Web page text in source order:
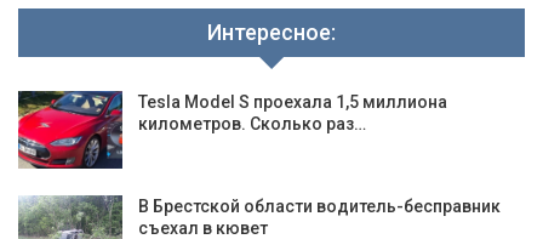
Интересное:
Tesla Model S проехала 1,5 миллиона
километров. Сколько раз…
В Брестской области водитель-бесправник
съехал в кювет